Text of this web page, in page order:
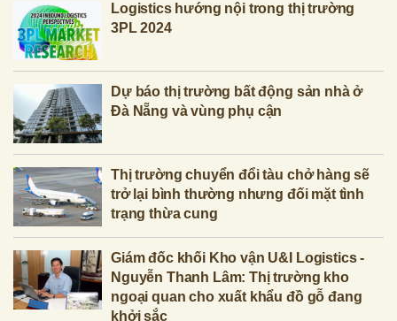
Logistics hướng nội trong thị trường
3PL 2024
Dự báo thị trường bất động sản nhà ở
Đà Nẵng và vùng phụ cận
Thị trường chuyển đổi tàu chở hàng sẽ
trở lại bình thường nhưng đối mặt tình
trạng thừa cung
Giám đốc khối Kho vận U&I Logistics -
Nguyễn Thanh Lâm: Thị trường kho
ngoại quan cho xuất khẩu đồ gỗ đang
khởi sắc